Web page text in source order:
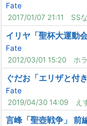
Fate
2017/01/07 21:11
SS
イリヤ「聖杯大運動会
Fate
2012/03/01 15:20
ホ
ぐだお「エリザと付
Fate
2019/04/30 14:09
え
言峰「聖壺戦争」 前